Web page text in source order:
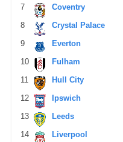
7 Coventry
8
Crystal Palace
9
Everton
10
Fulham
11
Hull City
12
Ipswich
13
Leeds
14
Liverpool